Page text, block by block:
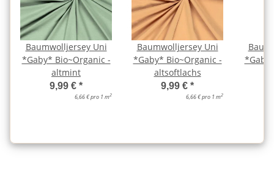
Baumwolljersey Uni
*Gaby* Bio~Organic -
altmint
9,99 € *
6,66 € pro 1 m2
Baumwolljersey Uni
*Gaby* Bio~Organic -
altsoftlachs
9,99 € *
6,66 € pro 1 m2